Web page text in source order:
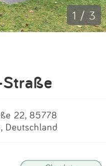
1 / 3
22, 85778
Deutschland